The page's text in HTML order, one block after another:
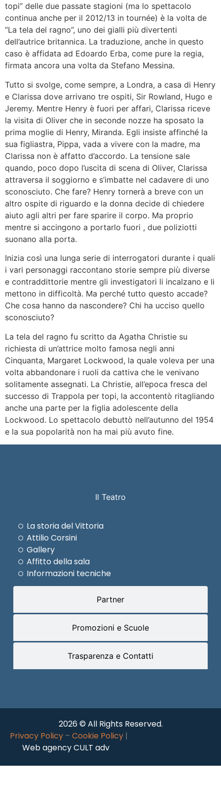
topi” delle due passate stagioni (ma lo spettacolo
continua anche per il 2012/13 in tournée) è la volta de
“La tela del ragno”, uno dei gialli più divertenti
dell’autrice britannica. La traduzione, anche in questo
caso è affidata ad Edoardo Erba, come pure la regia,
firmata ancora una volta da Stefano Messina.
Tutto si svolge, come sempre, a Londra, a casa di Henry
e Clarissa dove arrivano tre ospiti, Sir Rowland, Hugo e
Jeremy. Mentre Henry è fuori per affari, Clarissa riceve
la visita di Oliver che in seconde nozze ha sposato la
prima moglie di Henry, Miranda. Egli insiste affinché la
sua figliastra, Pippa, vada a vivere con la madre, ma
Clarissa non è affatto d’accordo. La tensione sale
quando, poco dopo l’uscita di scena di Oliver, Clarissa
attraversa il soggiorno e s’imbatte nel cadavere di uno
sconosciuto. Che fare? Henry tornerà a breve con un
altro ospite di riguardo e la donna decide di chiedere
aiuto agli altri per fare sparire il corpo. Ma proprio
mentre si accingono a portarlo fuori , due poliziotti
suonano alla porta.
Inizia così una lunga serie di interrogatori durante i quali
i vari personaggi raccontano storie sempre più diverse
e contraddittorie mentre gli investigatori li incalzano e li
mettono in difficoltà. Ma perché tutto questo accade?
Che cosa hanno da nascondere? Chi ha ucciso quello
sconosciuto?
La tela del ragno fu scritto da Agatha Christie su
richiesta di un’attrice molto famosa negli anni
Cinquanta, Margaret Lockwood, la quale voleva per una
volta abbandonare i ruoli da cattiva che le venivano
solitamente assegnati. La Christie, all’epoca fresca del
successo di Trappola per topi, la accontentò ritagliando
anche una parte per la figlia adolescente della
Lockwood. Lo spettacolo debuttò nell’autunno del 1954
e la sua popolarità non ha mai più avuto fine.
Il Teatro
Partner
Promozioni e Scuole
Trasparenza e Contatti
La storia del Vittoria
Attilio Corsini
Gallery
Affitto della sala
Informazioni tecniche
2026 © All Rights Reserved.
Privacy Policy – Cookie Policy |
Web agency CULT adv